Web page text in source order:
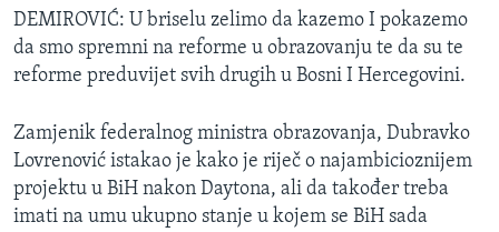
DEMIROVIĆ: U briselu zelimo da kazemo I pokazemo
da smo spremni na reforme u obrazovanju te da su te
reforme preduvijet svih drugih u Bosni I Hercegovini.
Zamjenik federalnog ministra obrazovanja, Dubravko
Lovrenović istakao je kako je riječ o najambicioznijem
projektu u BiH nakon Daytona, ali da također treba
imati na umu ukupno stanje u kojem se BiH sada